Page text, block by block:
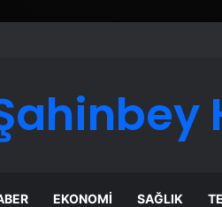
EKONOMI SAĞLIK